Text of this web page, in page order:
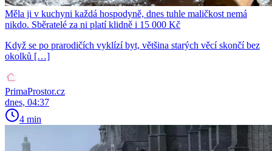
Měla ji v kuchyni každá hospodyně, dnes tuhle maličkost nemá
nikdo. Sběratelé za ni platí klidně i 15 000 Kč
Když se po prarodičích vyklízí byt, většina starých věcí skončí bez
okolků […]
PrimaProstor.cz
dnes, 04:37
4 min